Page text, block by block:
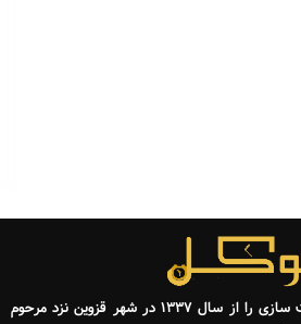
آقای محسن توکل حرفه ساعت سازی را از سال ۱۳۳۷ در شهر قزوین نزد مرحوم